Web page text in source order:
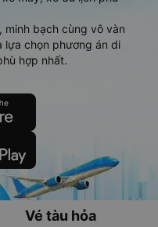
bạch cùng vô vàn
lựa chọn phương án di
hợp nhất.
Vé tàu hỏa